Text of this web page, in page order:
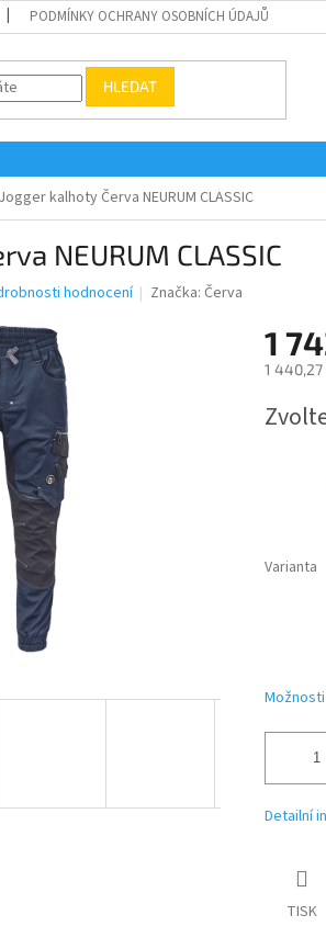
PODMÍNKY OCHRANY OSOBNÍCH ÚDAJŮ
HLEDAT
Jogger kalhoty Červa NEURUM CLASSIC
NEURUM CLASSIC
hodnocení Značka: Červa
1
1 440,27
cena:
Varianta
Detailní
TISK